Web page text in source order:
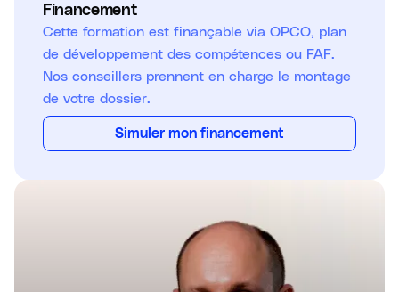
Financement
Cette formation est finançable via OPCO, plan
de développement des compétences ou FAF.
Nos conseillers prennent en charge le montage
de votre dossier.
Simuler mon financement